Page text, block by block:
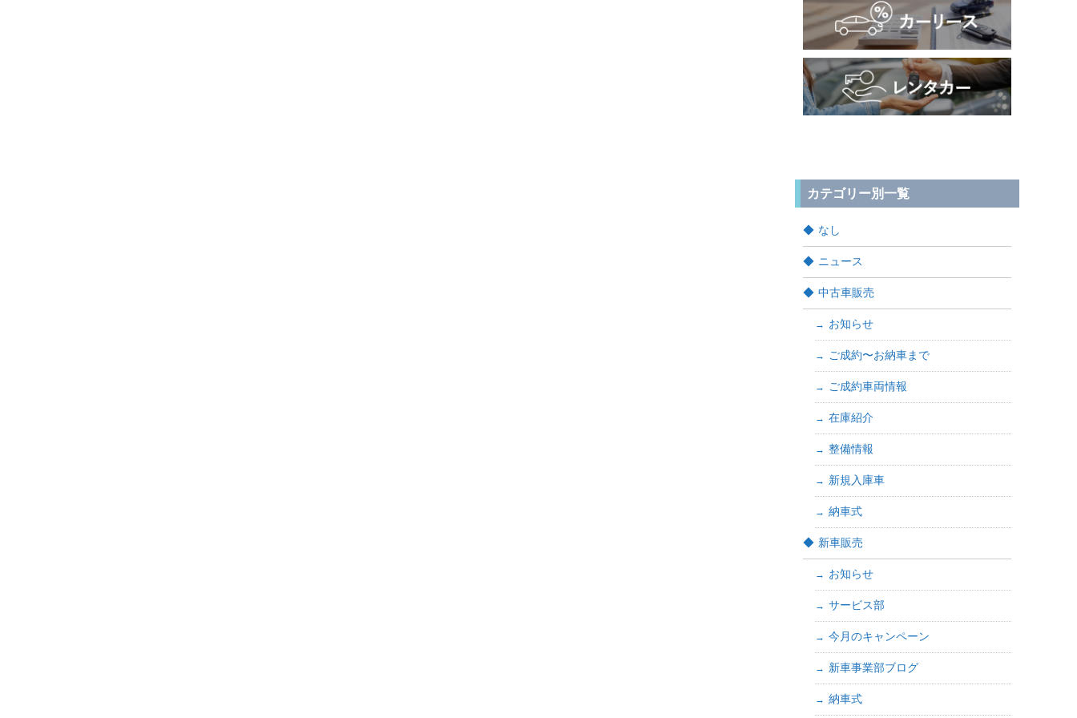
カテゴリー別一覧
なし
ニュース
中古車販売
お知らせ
ご成約〜お納車まで
ご成約車両情報
在庫紹介
整備情報
新規入庫車
納車式
新車販売
お知らせ
サービス部
今月のキャンペーン
新車事業部ブログ
納車式